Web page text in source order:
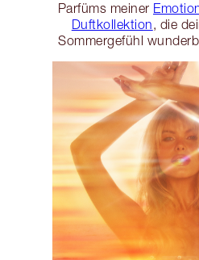
Parfüms meiner
Duftkollektion, die
Sommergefühl